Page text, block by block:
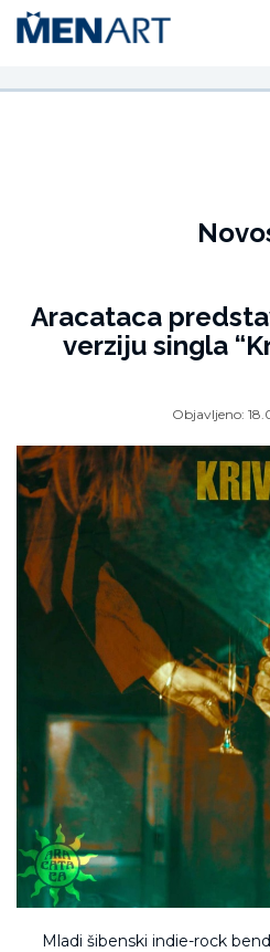
Aracataca
verziju singla
Objavljeno:
Mladi šibenski indie-rock bend